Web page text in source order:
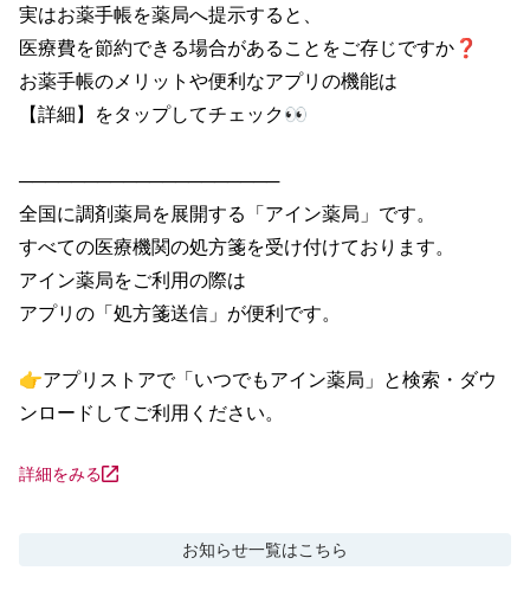
実はお薬手帳を薬局へ提示すると、
医療費を節約できる場合があることをご存じですか❓
お薬手帳のメリットや便利なアプリの機能は
【詳細】をタップしてチェック👀
────────────────────
全国に調剤薬局を展開する「アイン薬局」です。
すべての医療機関の処方箋を受け付けております。
アイン薬局をご利用の際は
アプリの「処方箋送信」が便利です。
👉アプリストアで「いつでもアイン薬局」と検索・ダウ
ンロードしてご利用ください。
詳細をみる
お知らせ一覧はこちら